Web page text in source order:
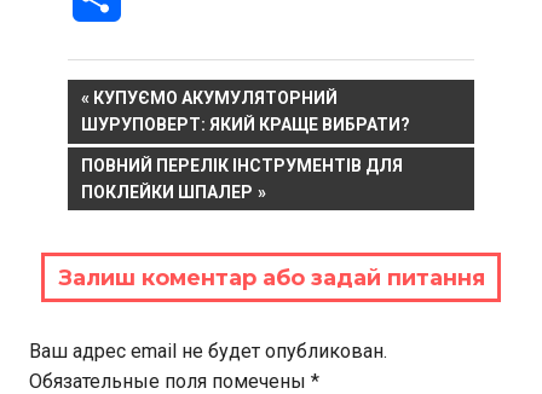
Навигация
по
записям
PREVIOUS
POST:
КУПУЄМО АКУМУЛЯТОРНИЙ
ШУРУПОВЕРТ: ЯКИЙ КРАЩЕ ВИБРАТИ?
NEXT
POST:
ПОВНИЙ ПЕРЕЛІК ІНСТРУМЕНТІВ ДЛЯ
ПОКЛЕЙКИ ШПАЛЕР
Залиш коментар або задай питання
Ваш адрес email не будет опубликован.
Обязательные поля помечены *